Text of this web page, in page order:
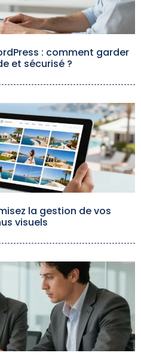
: comment garder
et sécurisé ?
la gestion de vos
visuels